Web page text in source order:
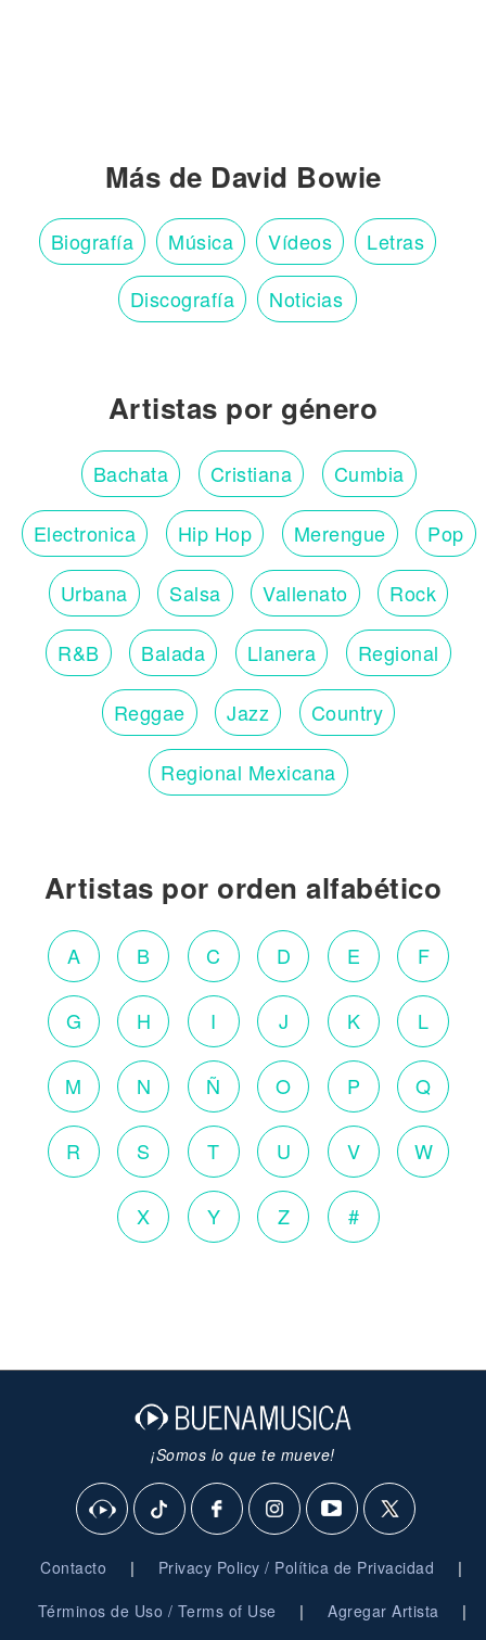
Más de David Bowie
Biografía Música Vídeos Letras
Discografía Noticias
Artistas por género
Bachata Cristiana Cumbia
Electronica Hip Hop Merengue Pop
Urbana Salsa Vallenato Rock
R&B Balada Llanera Regional
Reggae Jazz Country
Regional Mexicana
Artistas por orden alfabético
A B C D E F
G H I J K L
M N Ñ O P Q
R S T U V W
X Y Z #
¡Somos lo que te mueve!
Contacto | Privacy Policy / Política de Privacidad |
Términos de Uso / Terms of Use | Agregar Artista |